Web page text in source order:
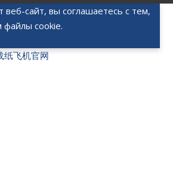
веб-сайт, вы соглашаетесь с тем,
файлы cookie.
纸飞机官网